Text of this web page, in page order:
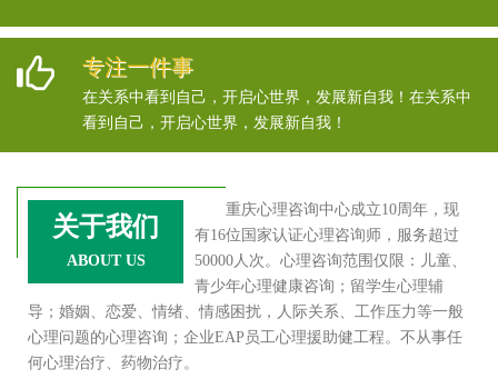
专注一件事
在关系中看到自己，开启心世界，发展新自我！在关系中
看到自己，开启心世界，发展新自我！
关于我们
ABOUT US
重庆心理咨询中心成立10周年，现
有16位国家认证心理咨询师，服务超过
50000人次。心理咨询范围仅限：儿童、
青少年心理健康咨询；留学生心理辅
导；婚姻、恋爱、情绪、情感困扰，人际关系、工作压力等一般
心理问题的心理咨询；企业EAP员工心理援助健工程。不从事任
何心理治疗、药物治疗。